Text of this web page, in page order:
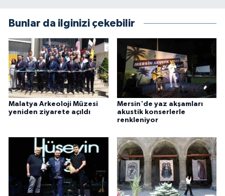
Bunlar da ilginizi çekebilir
Malatya Arkeoloji Müzesi
yeniden ziyarete açıldı
Mersin'de yaz akşamları
akustik konserlerle
renkleniyor